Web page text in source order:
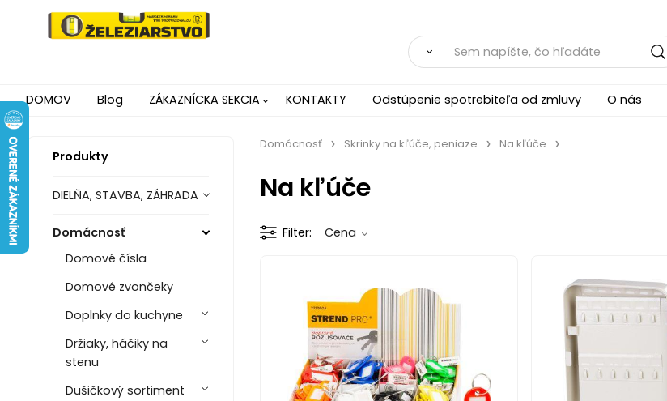
DOMOV Blog ZÁKAZNÍCKA SEKCIA KONTAKTY Odstúpenie spotrebiteľa od zmluvy O nás
Produkty
DIELŇA, STAVBA, ZÁHRADA
Domácnosť
Domové čísla
Domové zvončeky
Doplnky do kuchyne
Držiaky, háčiky na
stenu
Dušičkový sortiment
Domácnosť Skrinky na kľúče, peniaze Na kľúče
Na kľúče
Filter Cena